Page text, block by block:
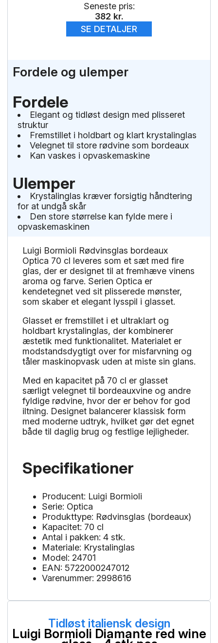
Luigi Bormioli Rødvinsglas bordeaux
Optica 70 cl leveres som et sæt med fire
glas, der er designet til at fremhæve vinens
aroma og farve. Serien Optica er
kendetegnet ved sit plisserede mønster,
som skaber et elegant lysspil i glasset.
Glasset er fremstillet i et ultraklart og
holdbart krystalinglas, der kombinerer
æstetik med funktionalitet. Materialet er
modstandsdygtigt over for misfarvning og
tåler maskinopvask uden at miste sin glans.
Med en kapacitet på 70 cl er glasset
særligt velegnet til bordeauxvine og andre
fyldige rødvine, hvor der er behov for god
iltning. Designet balancerer klassisk form
med moderne udtryk, hvilket gør det egnet
både til daglig brug og festlige lejligheder.
Fordele og ulemper
Fordele
Elegant og tidløst design med plisseret
struktur
Fremstillet i holdbart og klart krystalinglas
Velegnet til store rødvine som bordeaux
Kan vaskes i opvaskemaskine
Ulemper
Krystalinglas kræver forsigtig håndtering
for at undgå skår
Den store størrelse kan fylde mere i
opvaskemaskinen
Specifikationer
Producent: Luigi Bormioli
Serie: Optica
Produkttype: Rødvinsglas (bordeaux)
Kapacitet: 70 cl
Antal i pakken: 4 stk.
Materiale: Krystalinglas
Model: 24701
EAN: 5722000247012
Varenummer: 2998616
Seneste pris:
382 kr.
SE DETALJER
Tidløst italiensk design
Luigi Bormioli Diamante red wine